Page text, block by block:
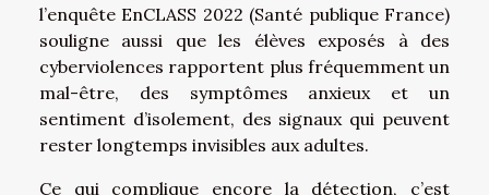
l’enquête EnCLASS 2022 (Santé publique France)
souligne aussi que les élèves exposés à des
cyberviolences rapportent plus fréquemment un
mal-être, des symptômes anxieux et un
sentiment d’isolement, des signaux qui peuvent
rester longtemps invisibles aux adultes.
Ce qui complique encore la détection, c’est